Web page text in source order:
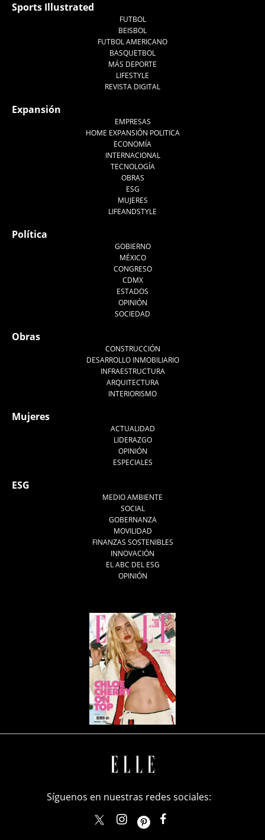
Sports Illustrated
FUTBOL
BEISBOL
FUTBOL AMERICANO
BASQUETBOL
MÁS DEPORTE
LIFESTYLE
REVISTA DIGITAL
Expansión
EMPRESAS
HOME EXPANSIÓN POLITICA
ECONOMÍA
INTERNACIONAL
TECNOLOGÍA
OBRAS
ESG
MUJERES
LIFEANDSTYLE
Política
GOBIERNO
MÉXICO
CONGRESO
CDMX
ESTADOS
OPINIÓN
SOCIEDAD
Obras
CONSTRUCCIÓN
DESARROLLO INMOBILIARIO
INFRAESTRUCTURA
ARQUITECTURA
INTERIORISMO
Mujeres
ACTUALIDAD
LIDERAZGO
OPINIÓN
ESPECIALES
ESG
MEDIO AMBIENTE
SOCIAL
GOBERNANZA
MOVILIDAD
FINANZAS SOSTENIBLES
INNOVACIÓN
EL ABC DEL ESG
OPINIÓN
Síguenos en nuestras redes sociales:
elle_mexicoellemexico